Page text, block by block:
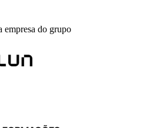
empresa do grupo